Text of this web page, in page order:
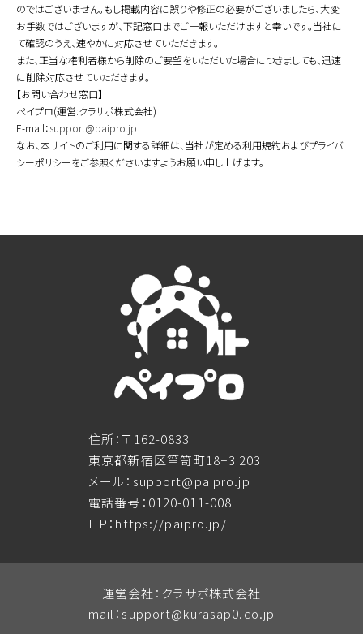
のではございません。もし掲載内容に誤りや修正の必要がございましたら、大変
お手数ではございますが、下記窓口までご一報いただけますと幸いです。当社に
て確認のうえ、速やかに対応させていただきます。
また、正当な権利者様から削除のご要望をいただいた場合につきましても、迅速
に削除対応させていただきます。
【お問い合わせ窓口】
ペイプロ(運営:クラサポ株式会社)
E-mail：support@paipro.jp
なお、本サイトのご利用に関する詳細は、当社が定める利用規約およびプライバ
シーポリシーをご参照くださいますようお願い申し上げます。
住所：〒162-0833
東京都新宿区箪笥町18−3 203
メール：support@paipro.jp
電話番号：0120-011-008
HP：https://paipro.jp/
運営会社：クラサポ株式会社
mail： support@kurasap0.co.jp